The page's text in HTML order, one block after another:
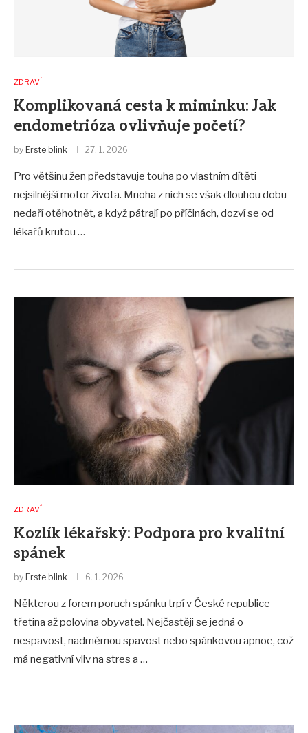
ZDRAVÍ
Komplikovaná cesta k miminku: Jak
endometrióza ovlivňuje početí?
by Erste blink 27. 1. 2026
Pro většinu žen představuje touha po vlastním dítěti
nejsilnější motor života. Mnoha z nich se však dlouhou dobu
nedaří otěhotnět, a když pátrají po příčinách, dozví se od
lékařů krutou …
ZDRAVÍ
Kozlík lékařský: Podpora pro kvalitní
spánek
by Erste blink 6. 1. 2026
Některou z forem poruch spánku trpí v České republice
třetina až polovina obyvatel. Nejčastěji se jedná o
nespavost, nadměrnou spavost nebo spánkovou apnoe, což
má negativní vliv na stres a …